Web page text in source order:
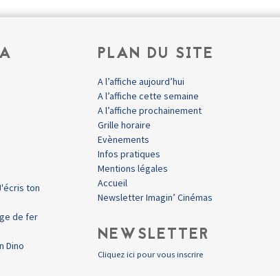
ton
de fer
Dino
PLAN DU SITE
A l’affiche aujourd’hui
A l’affiche cette semaine
A l’affiche prochainement
Grille horaire
Evènements
Infos pratiques
Mentions légales
Accueil
Newsletter Imagin’ Cinémas
NEWSLETTER
Cliquez ici pour vous inscrire